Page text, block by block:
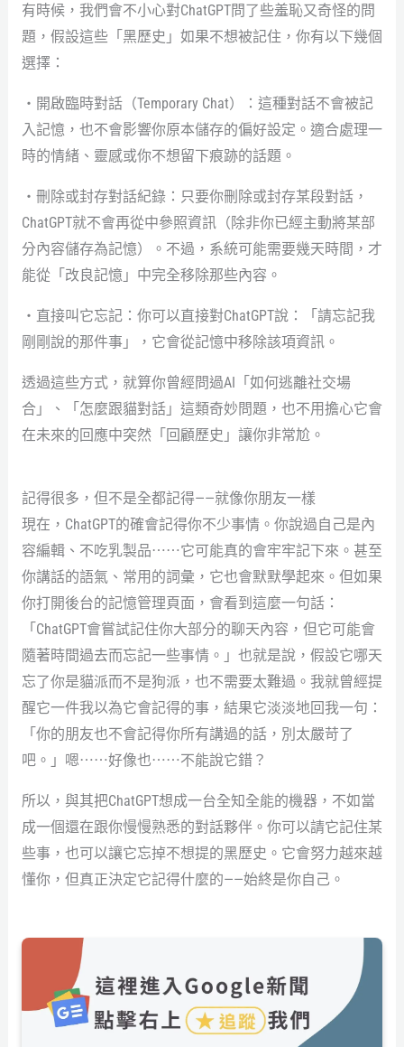
有時候，我們會不小心對ChatGPT問了些羞恥又奇怪的問
題，假設這些「黑歷史」如果不想被記住，你有以下幾個
選擇：
・開啟臨時對話（Temporary Chat）：這種對話不會被記
入記憶，也不會影響你原本儲存的偏好設定。適合處理一
時的情緒、靈感或你不想留下痕跡的話題。
・刪除或封存對話紀錄：只要你刪除或封存某段對話，
ChatGPT就不會再從中參照資訊（除非你已經主動將某部
分內容儲存為記憶）。不過，系統可能需要幾天時間，才
能從「改良記憶」中完全移除那些內容。
・直接叫它忘記：你可以直接對ChatGPT說：「請忘記我
剛剛說的那件事」，它會從記憶中移除該項資訊。
透過這些方式，就算你曾經問過AI「如何逃離社交場
合」、「怎麼跟貓對話」這類奇妙問題，也不用擔心它會
在未來的回應中突然「回顧歷史」讓你非常尬。
記得很多，但不是全都記得——就像你朋友一樣
現在，ChatGPT的確會記得你不少事情。你說過自己是內
容編輯、不吃乳製品⋯⋯它可能真的會牢牢記下來。甚至
你講話的語氣、常用的詞彙，它也會默默學起來。但如果
你打開後台的記憶管理頁面，會看到這麼一句話：
「ChatGPT會嘗試記住你大部分的聊天內容，但它可能會
隨著時間過去而忘記一些事情。」也就是說，假設它哪天
忘了你是貓派而不是狗派，也不需要太難過。我就曾經提
醒它一件我以為它會記得的事，結果它淡淡地回我一句：
「你的朋友也不會記得你所有講過的話，別太嚴苛了
吧。」嗯⋯⋯好像也⋯⋯不能說它錯？
所以，與其把ChatGPT想成一台全知全能的機器，不如當
成一個還在跟你慢慢熟悉的對話夥伴。你可以請它記住某
些事，也可以讓它忘掉不想提的黑歷史。它會努力越來越
懂你，但真正決定它記得什麼的——始終是你自己。